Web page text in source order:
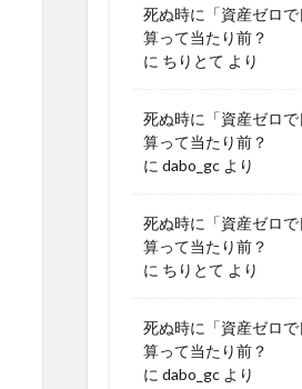
死ぬ時に「資産ゼロ
算って当たり前？
に ちりとて より
死ぬ時に「資産ゼロ
算って当たり前？
に dabo_gc より
死ぬ時に「資産ゼロ
算って当たり前？
に ちりとて より
死ぬ時に「資産ゼロ
算って当たり前？
に dabo_gc より